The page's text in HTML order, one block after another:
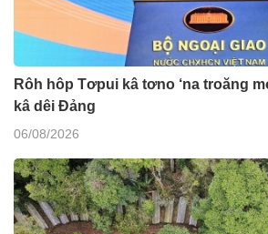
Rôh hôp Tơpui kâ tơno ‘na troăng
kâ dêi Đảng
06/08/2026